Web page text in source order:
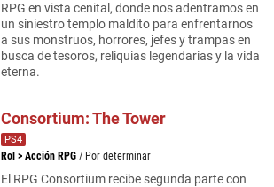
RPG en vista cenital, donde nos adentramos en
un siniestro templo maldito para enfrentarnos
a sus monstruos, horrores, jefes y trampas en
busca de tesoros, reliquias legendarias y la vida
eterna.
Consortium: The Tower
PS4
Rol > Acción RPG / Por determinar
El RPG Consortium recibe segunda parte con